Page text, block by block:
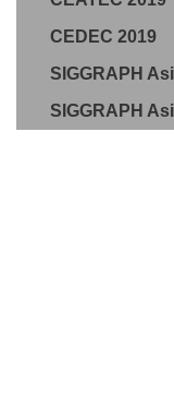
CEDEC 2019
SIGGRAPH
SIGGRAPH